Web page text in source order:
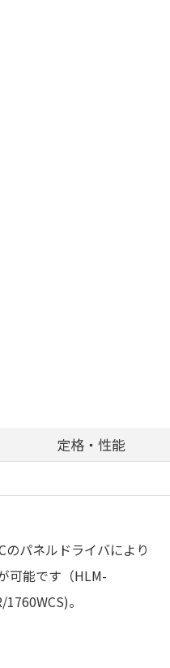
定格・性能
パネルドライバにより
可能です（HLM-
。